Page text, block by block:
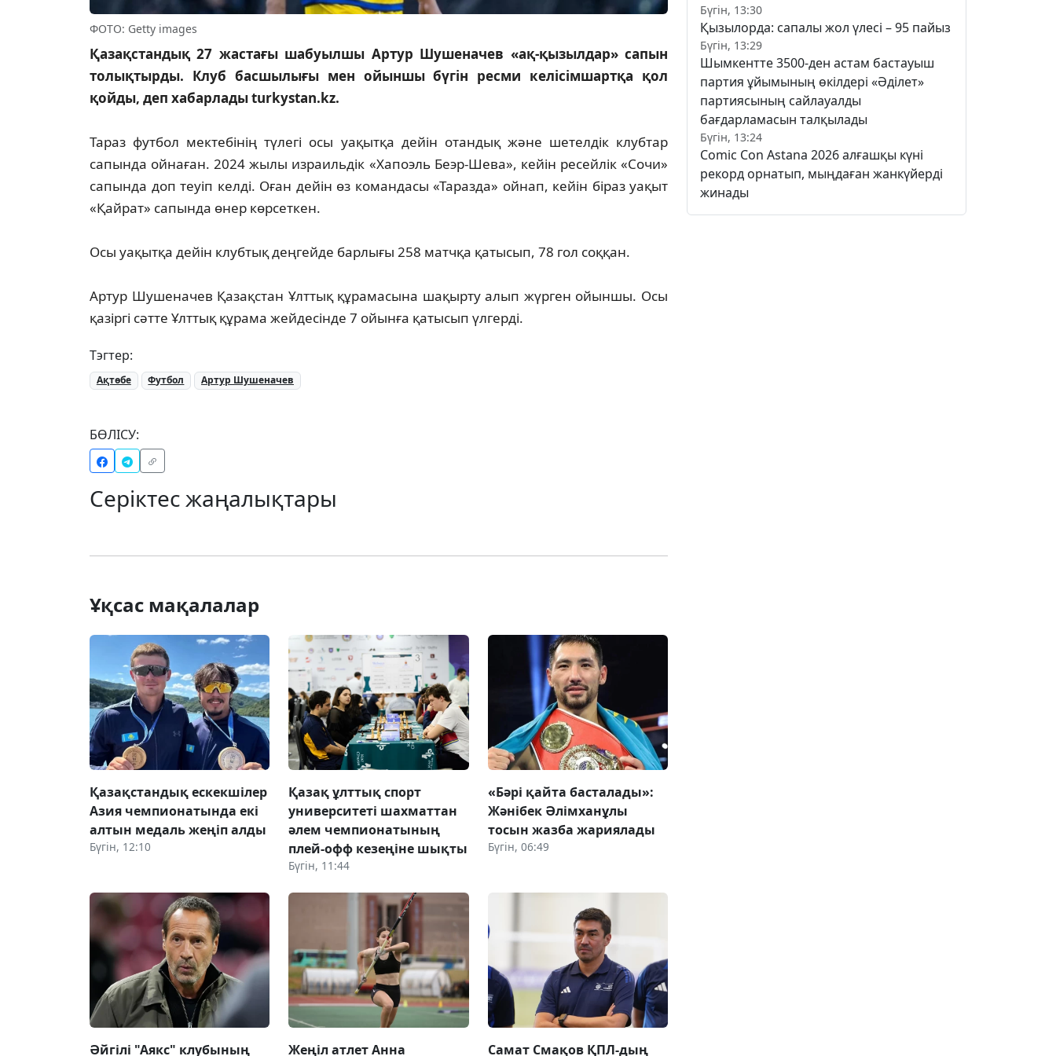
ФОТО: Getty images
Қазақстандық 27 жастағы шабуылшы Артур Шушеначев «ақ-қызылдар» сапын
толықтырды. Клуб басшылығы мен ойыншы бүгін ресми келісімшартқа қол
қойды, деп хабарлады turkystan.kz.
Тараз футбол мектебінің түлегі осы уақытқа дейін отандық және шетелдік клубтар
сапында ойнаған. 2024 жылы израильдік «Хапоэль Беэр-Шева», кейін ресейлік «Сочи»
сапында доп теуіп келді. Оған дейін өз командасы «Таразда» ойнап, кейін біраз уақыт
«Қайрат» сапында өнер көрсеткен.
Осы уақытқа дейін клубтық деңгейде барлығы 258 матчқа қатысып, 78 гол соққан.
Артур Шушеначев Қазақстан Ұлттық құрамасына шақырту алып жүрген ойыншы. Осы
қазіргі сәтте Ұлттық құрама жейдесінде 7 ойынға қатысып үлгерді.
Тэгтер:
Ақтөбе Футбол Артур Шушеначев
БӨЛІСУ:
Серіктес жаңалықтары
Ұқсас мақалалар
Қазақстандық ескекшілер
Азия чемпионатында екі
алтын медаль жеңіп алды
Бүгін, 12:10
Қазақ ұлттық спорт
университеті шахматтан
әлем чемпионатының
плей-офф кезеңіне шықты
Бүгін, 11:44
«Бәрі қайта басталады»:
Жәнібек Әлімханұлы
тосын жазба жариялады
Бүгін, 06:49
Әйгілі "Аякс" клубының Жеңіл атлет Анна Самат Смақов ҚПЛ-дың
Бүгін, 13:30
Қызылорда: сапалы жол үлесі – 95 пайыз
Бүгін, 13:29
Шымкентте 3500-ден астам бастауыш
партия ұйымының өкілдері «Әділет»
партиясының сайлауалды
бағдарламасын талқылады
Бүгін, 13:24
Comic Con Astana 2026 алғашқы күні
рекорд орнатып, мыңдаған жанкүйерді
жинады